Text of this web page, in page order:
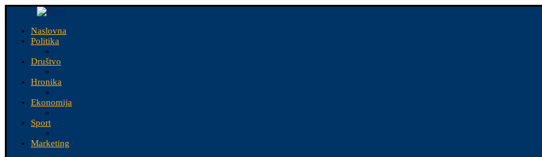
Naslovna
Politika
Društvo
Hronika
Ekonomija
Sport
Marketing